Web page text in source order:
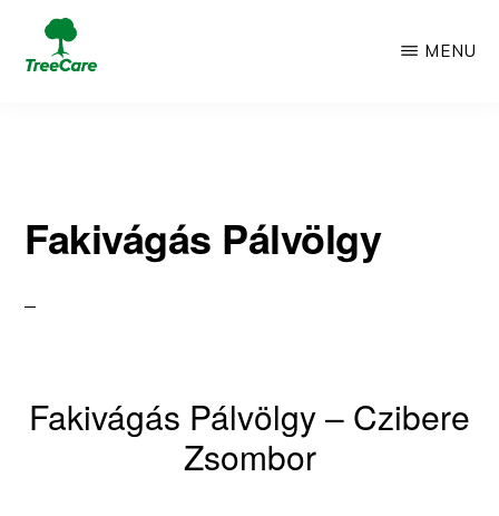
Skip
WordPress
oldal
MENU
Fakivágás Pálvölgy
Fakivágás Pálvölgy – Czibere
Zsombor